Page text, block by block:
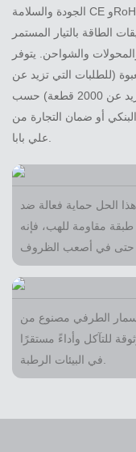
الجودة والسلامة CE وRoHS وISO، مما يضمن جودتها وسلامتها. يُعد هذا
الطاقة بالتيار المستمر
والشواحن. يتوفر
(للطلبات التي تزيد عن
500 قطعة) أو التصميم (للطلبات التي تزيد عن 2000 قطعة) حسب
أو ضمان التجارة من
علي بابا.
الحل حماية فعالة ضد
طبقة مقاومة للهب، فإنه
الطرفي مصنوع من
للتآكل وأداءً مستقرًا